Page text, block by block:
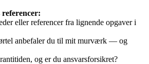
eller referencer fra lignende opgaver i
anbefaler du til mit murværk — og
og er du ansvarsforsikret?